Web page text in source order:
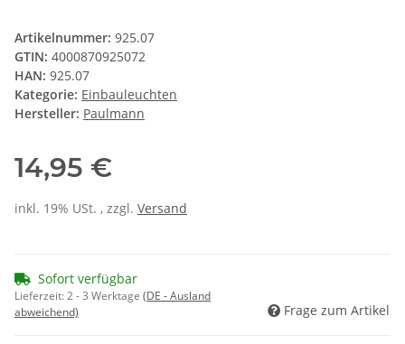
Artikelnummer: 925.07
GTIN: 4000870925072
HAN: 925.07
Kategorie: Einbauleuchten
Hersteller: Paulmann
14,95 €
inkl. 19% USt. , zzgl. Versand
Sofort verfügbar
Lieferzeit:2 - 3 Werktage (DE - Ausland
abweichend)
Frage zum Artikel